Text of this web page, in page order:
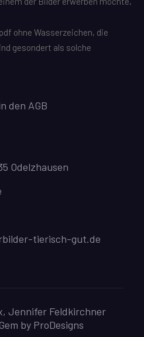
ohne Wasserzeichen, die
gesondert als solche
den AGB
Odelzhausen
tierisch-gut.de
Jennifer Feldkirchner
by ProDesigns